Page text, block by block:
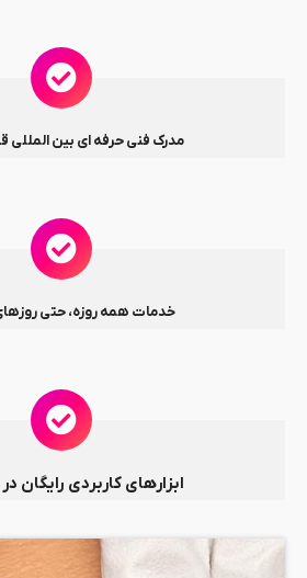
مدرک فنی حرفه ای بین المللی
خدمات همه روزه، حتی
ابزارهای کاربردی رایگان